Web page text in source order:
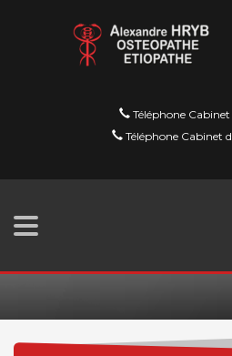
Téléphone
Téléphone Cabinet